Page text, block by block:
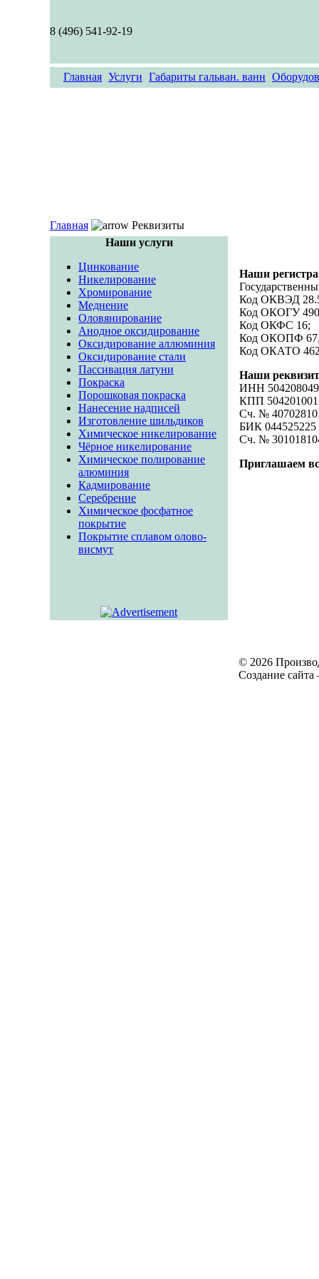
8 (496) 541-92-19
Главная Услуги Габариты гальван. ванн
Главная
Реквизиты
Наши услуги
Цинкование
Никелирование
Хромирование
Меднение
Оловянирование
Анодное оксидирование
Оксидирование аллюминия
Оксидирование стали
Пассивация латуни
Покраска
Порошковая покраска
Нанесение надписей
Изготовление шильдиков
Химическое никелирование
Чёрное никелирование
Химическое полирование
алюминия
Кадмирование
Серебрение
Химическое фосфатное
покрытие
Покрытие сплавом олово-
висмут
Наши
Код ОКВЭД
Код ОКОГУ
Код ОКФС 16;
Код ОКОПФ
Код ОКАТО
Наши
ИНН
КПП 504201001
Сч. №
БИК 044525225
Сч. №
Приглашаем
© 2026
Создание сайта